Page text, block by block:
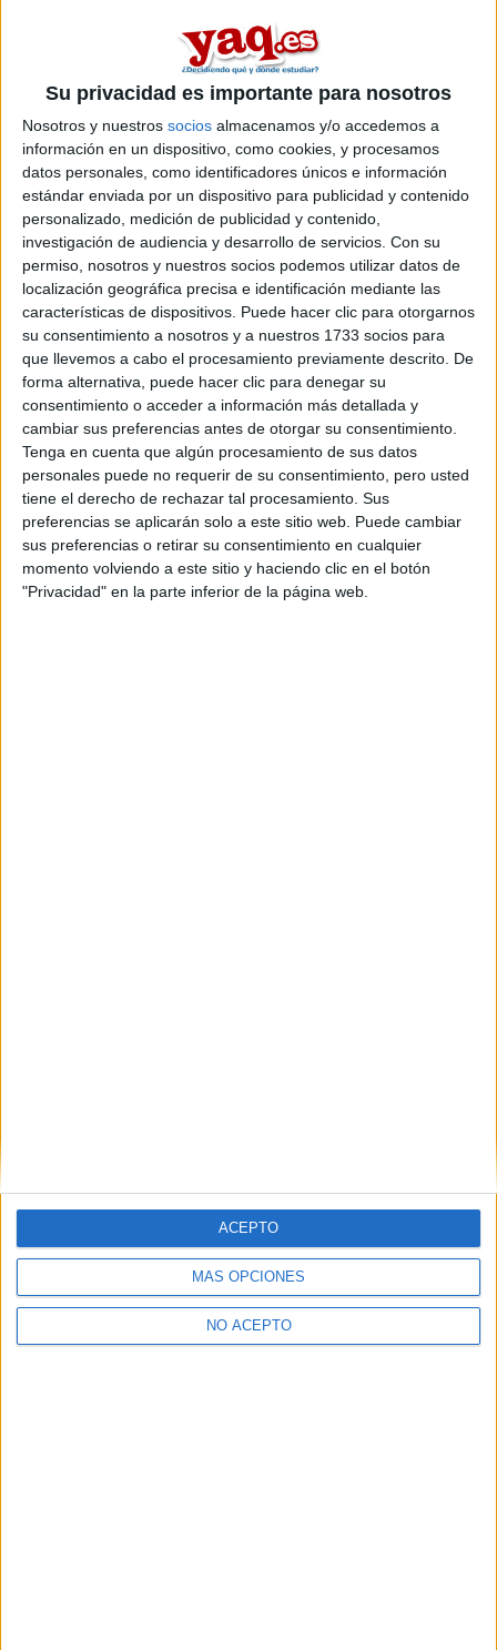
Su privacidad es importante para nosotros
Nosotros y nuestros socios almacenamos y/o accedemos a
información en un dispositivo, como cookies, y procesamos
datos personales, como identificadores únicos e información
estándar enviada por un dispositivo para publicidad y contenido
personalizado, medición de publicidad y contenido,
investigación de audiencia y desarrollo de servicios. Con su
permiso, nosotros y nuestros socios podemos utilizar datos de
localización geográfica precisa e identificación mediante las
características de dispositivos. Puede hacer clic para otorgarnos
su consentimiento a nosotros y a nuestros 1733 socios para
que llevemos a cabo el procesamiento previamente descrito. De
forma alternativa, puede hacer clic para denegar su
consentimiento o acceder a información más detallada y
cambiar sus preferencias antes de otorgar su consentimiento.
Tenga en cuenta que algún procesamiento de sus datos
personales puede no requerir de su consentimiento, pero usted
tiene el derecho de rechazar tal procesamiento. Sus
preferencias se aplicarán solo a este sitio web. Puede cambiar
sus preferencias o retirar su consentimiento en cualquier
momento volviendo a este sitio y haciendo clic en el botón
"Privacidad" en la parte inferior de la página web.
MÁS OPCIONES
NO ACEPTO
ACEPTO
Sobre ti
Soy:*
Chico
Chica
¿En qué año terminas (o terminaste) bachillerato o FP?
Soy estudiante de:*
Términos y Condiciones de Uso
Aceptolos Términos y Condicionesde uso*
Y como regalo de agradecimiento, por registrarte te daremos
gratis una copia de nuestro ebook con 100 consejos para tu
primer año de universidad